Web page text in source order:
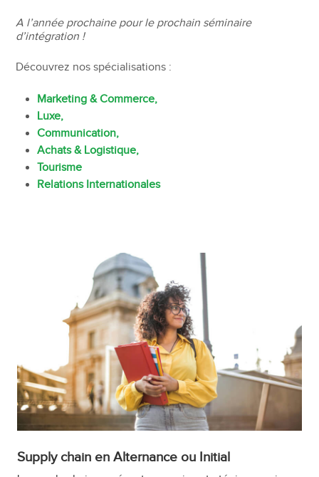
A l’année prochaine pour le prochain séminaire
d’intégration !
Découvrez nos spécialisations :
Marketing & Commerce,
Luxe,
Communication,
Achats & Logistique,
Tourisme
Relations Internationales
Supply chain en Alternance ou Initial